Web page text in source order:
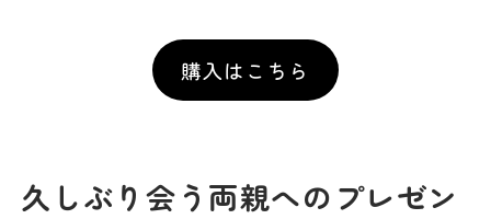
購入はこちら
久しぶり会う両親へのプレゼン